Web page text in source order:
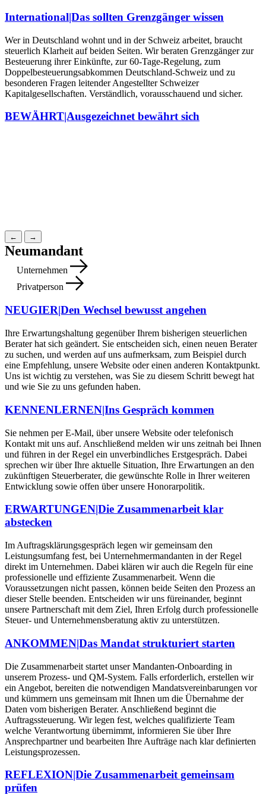
International|Das sollten Grenzgänger wissen
Wer in Deutschland wohnt und in der Schweiz arbeitet, braucht
steuerlich Klarheit auf beiden Seiten. Wir beraten Grenzgänger zur
Besteuerung ihrer Einkünfte, zur 60-Tage-Regelung, zum
Doppelbesteuerungsabkommen Deutschland-Schweiz und zu
besonderen Fragen leitender Angestellter Schweizer
Kapitalgesellschaften. Verständlich, vorausschauend und sicher.
BEWÄHRT|Ausgezeichnet bewährt sich
← →
Neumandant
Unternehmen
Privatperson
NEUGIER|Den Wechsel bewusst angehen
Ihre Erwartungshaltung gegenüber Ihrem bisherigen steuerlichen
Berater hat sich geändert. Sie entscheiden sich, einen neuen Berater
zu suchen, und werden auf uns aufmerksam, zum Beispiel durch
eine Empfehlung, unsere Website oder einen anderen Kontaktpunkt.
Uns ist wichtig zu verstehen, was Sie zu diesem Schritt bewegt hat
und wie Sie zu uns gefunden haben.
KENNENLERNEN|Ins Gespräch kommen
Sie nehmen per E-Mail, über unsere Website oder telefonisch
Kontakt mit uns auf. Anschließend melden wir uns zeitnah bei Ihnen
und führen in der Regel ein unverbindliches Erstgespräch. Dabei
sprechen wir über Ihre aktuelle Situation, Ihre Erwartungen an den
zukünftigen Steuerberater, die gewünschte Rolle in Ihrer weiteren
Entwicklung sowie offen über unsere Honorarpolitik.
ERWARTUNGEN|Die Zusammenarbeit klar
abstecken
Im Auftragsklärungsgespräch legen wir gemeinsam den
Leistungsumfang fest, bei Unternehmermandanten in der Regel
direkt im Unternehmen. Dabei klären wir auch die Regeln für eine
professionelle und effiziente Zusammenarbeit. Wenn die
Voraussetzungen nicht passen, können beide Seiten den Prozess an
dieser Stelle beenden. Entscheiden wir uns füreinander, beginnt
unsere Partnerschaft mit dem Ziel, Ihren Erfolg durch professionelle
Steuer- und Unternehmensberatung aktiv zu unterstützen.
ANKOMMEN|Das Mandat strukturiert starten
Die Zusammenarbeit startet unser Mandanten-Onboarding in
unserem Prozess- und QM-System. Falls erforderlich, erstellen wir
ein Angebot, bereiten die notwendigen Mandatsvereinbarungen vor
und kümmern uns gemeinsam mit Ihnen um die Übernahme der
Daten vom bisherigen Berater. Anschließend beginnt die
Auftragssteuerung. Wir legen fest, welches qualifizierte Team
welche Verantwortung übernimmt, informieren Sie über Ihre
Ansprechpartner und bearbeiten Ihre Aufträge nach klar definierten
Leistungsprozessen.
REFLEXION|Die Zusammenarbeit gemeinsam
prüfen